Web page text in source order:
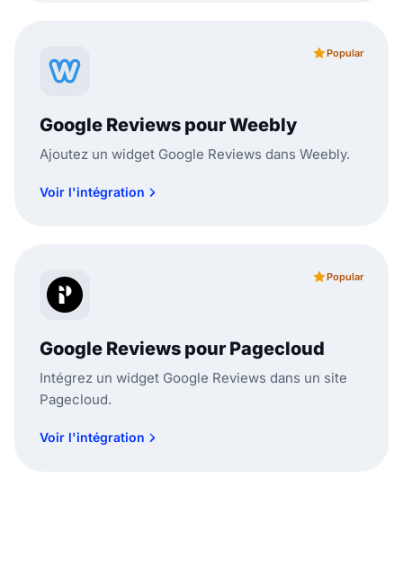
Popular
Google Reviews pour Weebly
Ajoutez un widget Google Reviews dans Weebly.
Voir l'intégration
Popular
Google Reviews pour Pagecloud
Intégrez un widget Google Reviews dans un site
Pagecloud.
Voir l'intégration